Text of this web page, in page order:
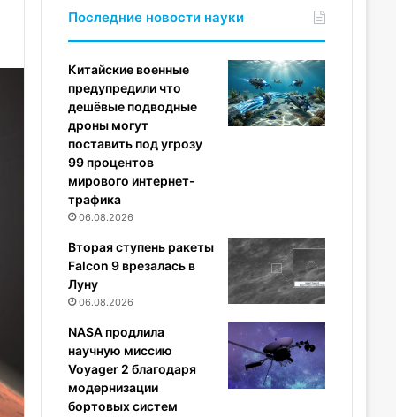
Последние новости науки
Китайские военные
предупредили что
дешёвые подводные
дроны могут
поставить под угрозу
99 процентов
мирового интернет-
трафика
06.08.2026
Вторая ступень ракеты
Falcon 9 врезалась в
Луну
06.08.2026
NASA продлила
научную миссию
Voyager 2 благодаря
модернизации
бортовых систем